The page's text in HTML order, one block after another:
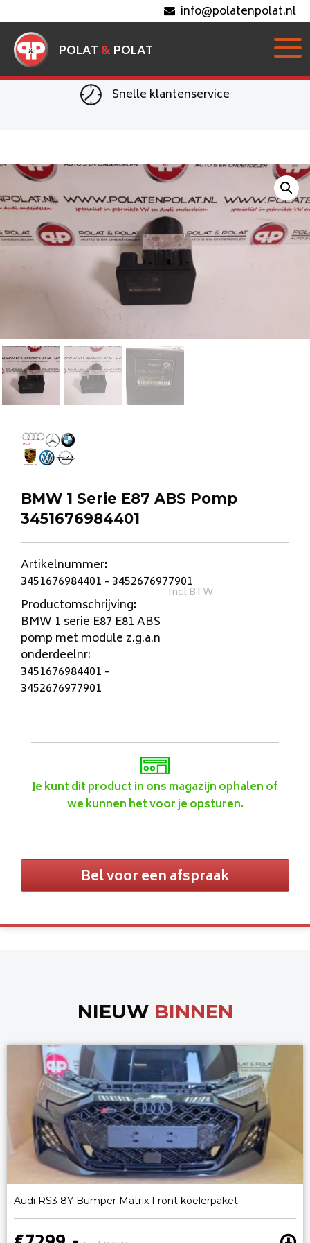
info@polatenpolat.nl
POLAT & POLAT
Snelle klantenservice
BMW 1 Serie E87 ABS Pomp
3451676984401
Artikelnummer:
3451676984401 - 3452676977901
Productomschrijving:
BMW 1 serie E87 E81 ABS
pomp met module z.g.a.n
onderdeelnr:
3451676984401 -
3452676977901
Incl BTW
Je kunt dit product in ons magazijn ophalen of
we kunnen het voor je opsturen.
Bel voor een afspraak
NIEUW BINNEN
Audi RS3 8Y Bumper Matrix Front koelerpaket